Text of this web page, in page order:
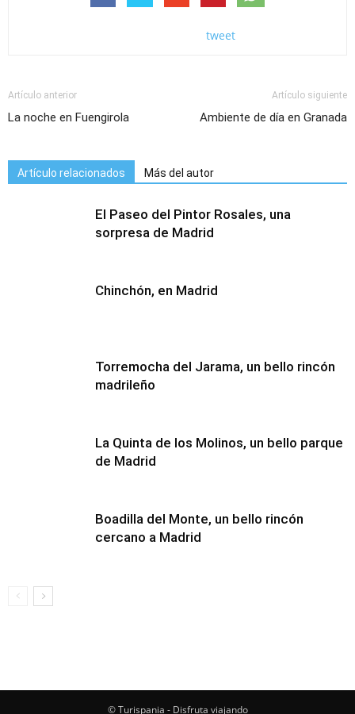
tweet
Artículo anterior
La noche en Fuengirola
Artículo siguiente
Ambiente de día en Granada
Artículo relacionados Más del autor
El Paseo del Pintor Rosales, una
sorpresa de Madrid
Chinchón, en Madrid
Torremocha del Jarama, un bello rincón
madrileño
La Quinta de los Molinos, un bello parque
de Madrid
Boadilla del Monte, un bello rincón
cercano a Madrid
© Turispania - Disfruta viajando